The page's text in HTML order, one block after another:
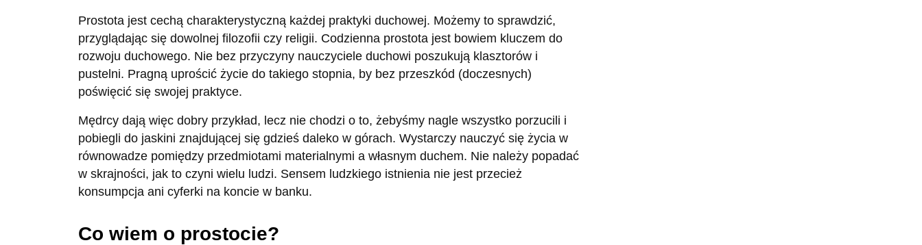
Prostota jest cechą charakterystyczną każdej praktyki duchowej. Możemy to sprawdzić,
przyglądając się dowolnej filozofii czy religii. Codzienna prostota jest bowiem kluczem do
rozwoju duchowego. Nie bez przyczyny nauczyciele duchowi poszukują klasztorów i
pustelni. Pragną uprościć życie do takiego stopnia, by bez przeszkód (doczesnych)
poświęcić się swojej praktyce.
Mędrcy dają więc dobry przykład, lecz nie chodzi o to, żebyśmy nagle wszystko porzucili i
pobiegli do jaskini znajdującej się gdzieś daleko w górach. Wystarczy nauczyć się życia w
równowadze pomiędzy przedmiotami materialnymi a własnym duchem. Nie należy popadać
w skrajności, jak to czyni wielu ludzi. Sensem ludzkiego istnienia nie jest przecież
konsumpcja ani cyferki na koncie w banku.
Co wiem o prostocie?